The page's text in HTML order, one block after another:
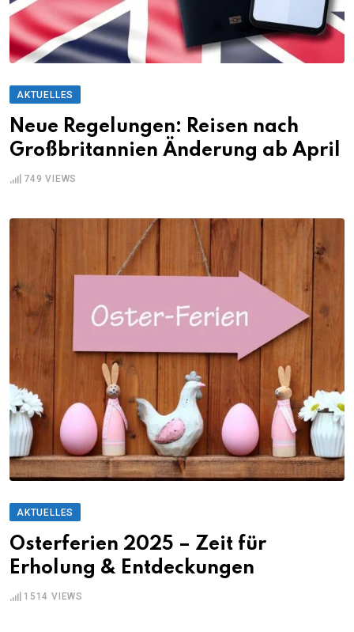
AKTUELLES
Neue Regelungen: Reisen nach
Großbritannien Änderung ab April
749 VIEWS
AKTUELLES
Osterferien 2025 – Zeit für
Erholung & Entdeckungen
1514 VIEWS